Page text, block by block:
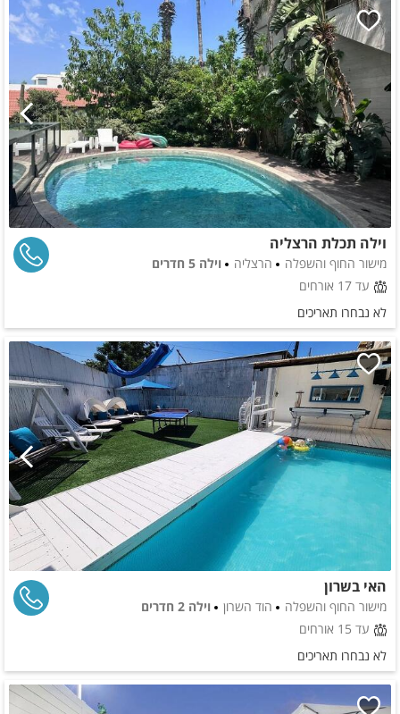
וילה תכלת הרצליה
מישור החוף והשפלה הרצליה
וילה 5 חדרים
עד 17 אורחים
לא נבחרו תאריכים
האי בשרון
מישור החוף והשפלה הוד השרון
וילה 2 חדרים
עד 15 אורחים
לא נבחרו תאריכים